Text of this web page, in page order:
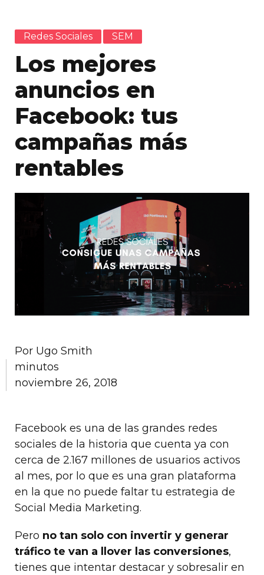
Redes Sociales SEM
Los mejores
anuncios en
Facebook: tus
campañas más
rentables
Por Ugo Smith
minutos
noviembre 26, 2018
Facebook es una de las grandes redes
sociales de la historia que cuenta ya con
cerca de 2.167 millones de usuarios activos
al mes, por lo que es una gran plataforma
en la que no puede faltar tu estrategia de
Social Media Marketing.
Pero no tan solo con invertir y generar
tráfico te van a llover las conversiones,
tienes que intentar destacar y sobresalir en